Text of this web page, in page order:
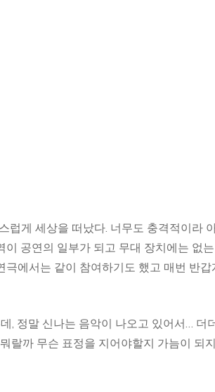
럽게 세상을 떠났다. 너무도 충격적이라
공연의 일부가 되고 무대 장치에는 없
에서는 같이 참여하기도 했고 매번 반갑
, 정말 신나는 음악이 나오고 있어서… 더
랄까 무슨 표정을 지어야할지 가늠이 되